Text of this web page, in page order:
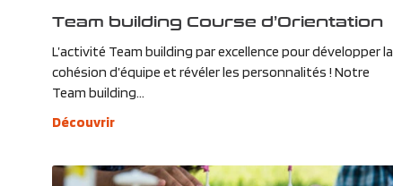
Team building Course d’Orientation
L’activité Team building par excellence pour développer la
cohésion d’équipe et révéler les personnalités ! Notre
Team building...
Découvrir